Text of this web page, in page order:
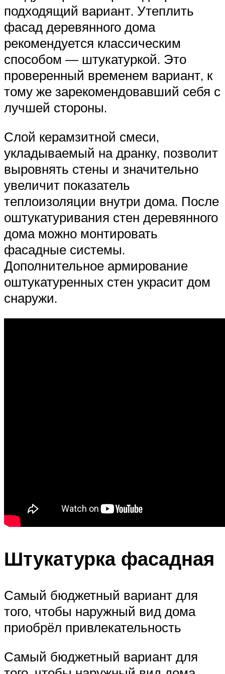
подходящий вариант. Утеплить
фасад деревянного дома
рекомендуется классическим
способом — штукатуркой. Это
проверенный временем вариант, к
тому же зарекомендовавший себя с
лучшей стороны.
Слой керамзитной смеси,
укладываемый на дранку, позволит
выровнять стены и значительно
увеличит показатель
теплоизоляции внутри дома. После
оштукатуривания стен деревянного
дома можно монтировать
фасадные системы.
Дополнительное армирование
оштукатуренных стен украсит дом
снаружи.
Штукатурка фасадная
Самый бюджетный вариант для
того, чтобы наружный вид дома
приобрёл привлекательность
Самый бюджетный вариант для